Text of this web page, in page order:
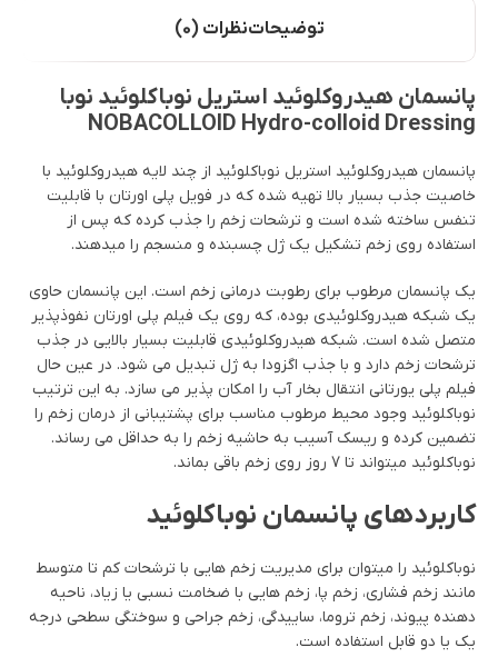
توضیحاتنظرات (0)
پانسمان هیدروکلوئید استریل نوباکلوئید نوبا
NOBACOLLOID Hydro-colloid Dressing
پانسمان هیدروکلوئید استریل نوباکلوئید از چند لایه هیدروکلوئید با
خاصیت جذب بسیار بالا تهیه شده که در فویل پلی اورتان با قابلیت
تنفس ساخته شده است و ترشحات زخم را جذب کرده که پس از
استفاده روی زخم تشکیل یک ژل چسبنده و منسجم را میدهند.
یک پانسمان مرطوب برای رطوبت درمانی زخم است. این پانسمان حاوی
یک شبکه هیدروکلوئیدی بوده، که روی یک فیلم پلی اورتان نفوذپذیر
متصل شده است. شبکه هیدروکلوئیدی قابلیت بسیار بالایی در جذب
ترشحات زخم دارد و با جذب اگزودا به ژل تبدیل می شود. در عین حال
فیلم پلی یورتانی انتقال بخار آب را امکان پذیر می سازد. به این ترتیب
نوباکلوئید وجود محیط مرطوب مناسب برای پشتیبانی از درمان زخم را
تضمین کرده و ریسک آسیب به حاشیه زخم را به حداقل می رساند.
نوباکلوئید میتواند تا 7 روز روی زخم باقی بماند.
کاربردهای پانسمان نوباکلوئید
نوباکلوئید را میتوان برای مدیریت زخم هایی با ترشحات کم تا متوسط
مانند زخم فشاری، زخم پا، زخم هایی با ضخامت نسبی یا زیاد، ناحیه
دهنده پیوند، زخم تروما، ساییدگی، زخم جراحی و سوختگی سطحی درجه
یک یا دو قابل استفاده است.